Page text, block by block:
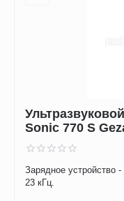
Sonic 770 S
Зарядное устройство
23 кГц.